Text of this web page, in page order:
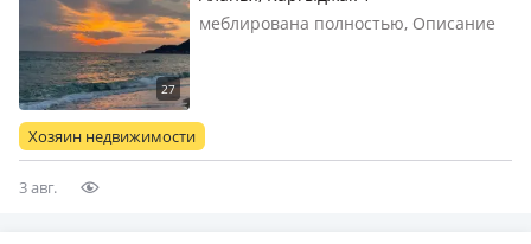
меблирована полностью, Описание
популярном среди казахстанцев
районе - Каргыджак, Алания. В ЖК
Хозяин недвижимости
3 авг.